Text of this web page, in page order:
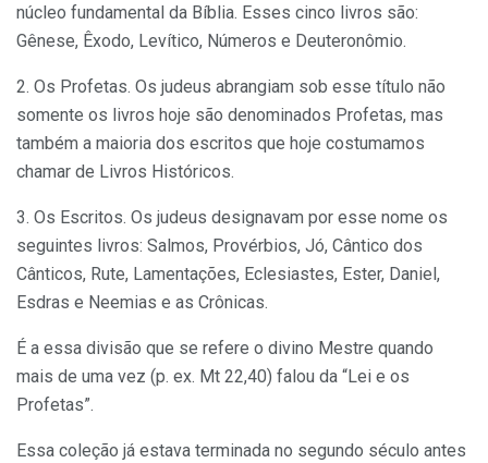
núcleo fundamental da Bíblia. Esses cinco livros são:
Gênese, Êxodo, Levítico, Números e Deuteronômio.
2. Os Profetas. Os judeus abrangiam sob esse título não
somente os livros hoje são denominados Profetas, mas
também a maioria dos escritos que hoje costumamos
chamar de Livros Históricos.
3. Os Escritos. Os judeus designavam por esse nome os
seguintes livros: Salmos, Provérbios, Jó, Cântico dos
Cânticos, Rute, Lamentações, Eclesiastes, Ester, Daniel,
Esdras e Neemias e as Crônicas.
É a essa divisão que se refere o divino Mestre quando
mais de uma vez (p. ex. Mt 22,40) falou da “Lei e os
Profetas”.
Essa coleção já estava terminada no segundo século antes